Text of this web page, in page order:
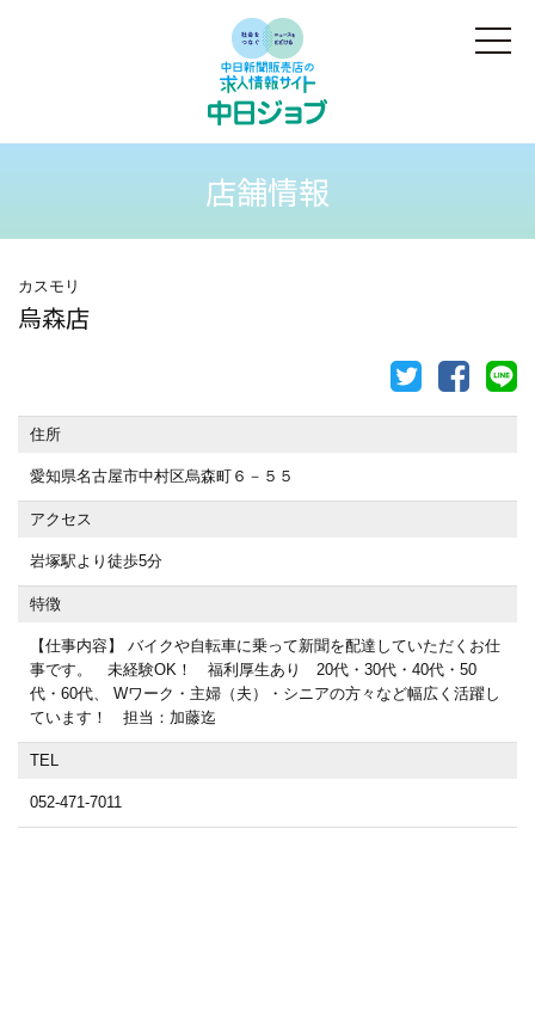
店舗情報
カスモリ
烏森店
住所
愛知県名古屋市中村区烏森町６－５５
アクセス
岩塚駅より徒歩5分
特徴
【仕事内容】 バイクや自転車に乗って新聞を配達していただくお仕
事です。 未経験OK！ 福利厚生あり 20代・30代・40代・50
代・60代、 Wワーク・主婦（夫）・シニアの方々など幅広く活躍し
ています！ 担当：加藤迄
TEL
052-471-7011